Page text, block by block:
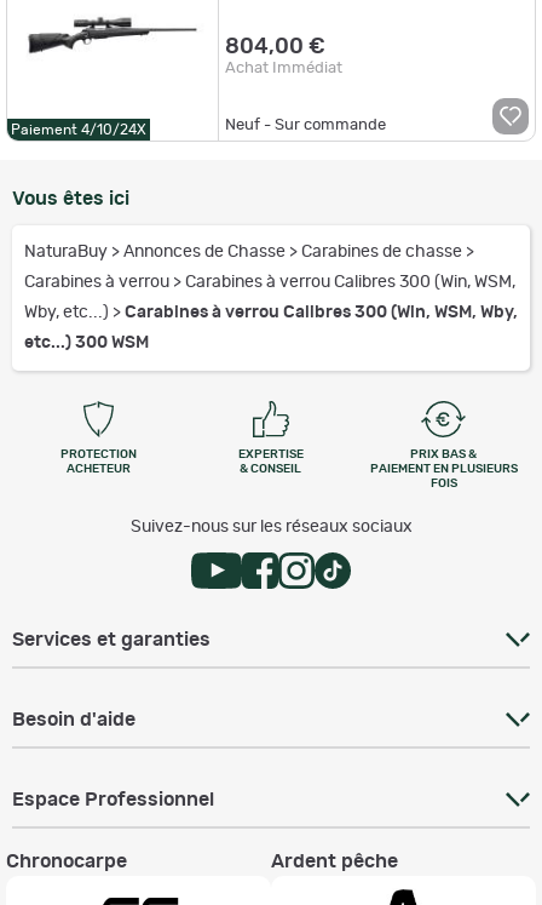
Paiement 4/10/24X
804,00 €
Achat Immédiat
Neuf - Sur commande
Vous êtes ici
NaturaBuy > Annonces de Chasse > Carabines de chasse >
Carabines à verrou > Carabines à verrou Calibres 300 (Win, WSM,
Wby, etc...) > Carabines à verrou Calibres 300 (Win, WSM, Wby,
etc...) 300 WSM
PROTECTION
ACHETEUR
EXPERTISE
& CONSEIL
PRIX BAS &
PAIEMENT EN PLUSIEURS
FOIS
Suivez-nous sur les réseaux sociaux
Services et garanties
Besoin d'aide
Espace Professionnel
Chronocarpe Ardent pêche